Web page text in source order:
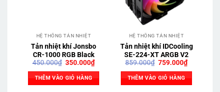
HỆ THỐNG TẢN NHIỆT
Tản nhiệt khí Jonsbo
CR-1000 RGB Black
450.000₫ Giá
là:
450.000₫.
350.000₫Giá
hiện
350.000₫.
THÊM VÀO GIỎ HÀNG
HỆ THỐNG TẢN NHIỆT
Tản nhiệt khí IDCooling
SE-224-XT ARGB V2
859.000₫ Giá
là:
859.000₫.
759.000₫Giá
hiện
759.000₫.
THÊM VÀO GIỎ HÀNG